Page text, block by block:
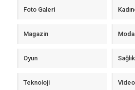
Foto Galeri
Magazin Moda
Oyun Sağlık
Teknoloji